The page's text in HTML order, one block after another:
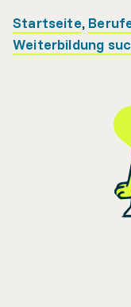
Startseite,
Weiterbildung